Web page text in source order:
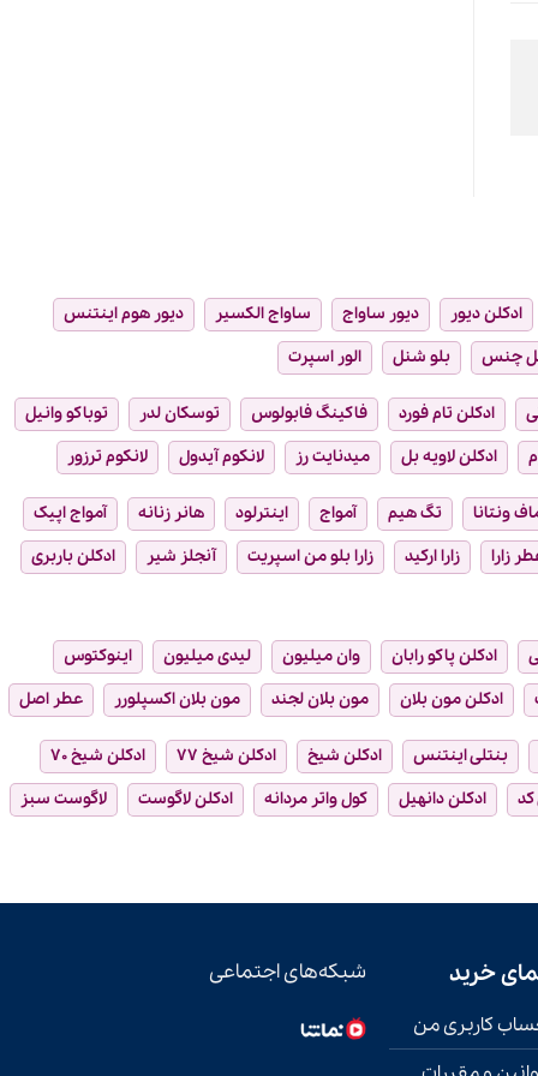
ادکلن دیور دیور ساواج ساواج الکسیر
دیور هوم اینتنس
چنس بلو شنل الور اسپرت
ادکلن تام فورد فاکینگ فابولوس توسکان لدر
توباکو وانیل
ادکلن لاویه بل میدنایت رز لانکوم آیدول لانکوم ترزور
ونتانا تگ هیم آمواج اینترلود هانر زنانه
آمواج اپیک
زارا زارا ارکید زارا بلو من اسپریت آنجلز شیر
ادکلن باربری
ادکلن پاکو رابان وان میلیون لیدی میلیون
اینوکتوس
ادکلن مون بلان مون بلان لجند مون بلان اکسپلورر عطر اصل
بنتلی اینتنس ادکلن شیخ ادکلن شیخ ۷۷
ادکلن شیخ ۷۰
کد ادکلن دانهیل کول واتر مردانه ادکلن لاگوست
لاگوست سبز
خرید
کاربری من
شبکه‌های اجتماعی